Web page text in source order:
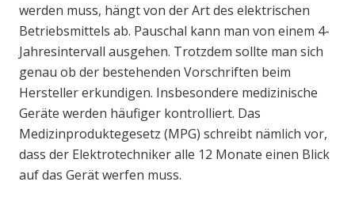
werden muss, hängt von der Art des elektrischen
Betriebsmittels ab. Pauschal kann man von einem 4-
Jahresintervall ausgehen. Trotzdem sollte man sich
genau ob der bestehenden Vorschriften beim
Hersteller erkundigen. Insbesondere medizinische
Geräte werden häufiger kontrolliert. Das
Medizinproduktegesetz (MPG) schreibt nämlich vor,
dass der Elektrotechniker alle 12 Monate einen Blick
auf das Gerät werfen muss.